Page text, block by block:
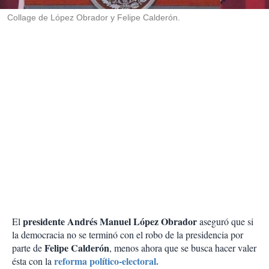
r
Collage de López Obrador y Felipe Calderón.
Elpresidente Andrés Manuel López Obradoraseguró que si
la democracia no se terminó con el robo de la presidencia por
parte deFelipe Calderón, menos ahora que se busca hacer valer
ésta con lareforma político-electoral.